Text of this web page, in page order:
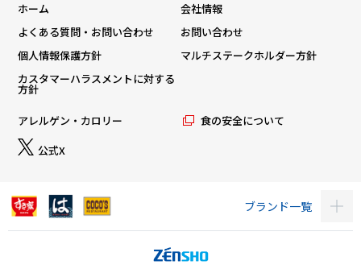
ホーム
会社情報
よくある質問・お問い合わせ
お問い合わせ
個人情報保護方針
マルチステークホルダー方針
カスタマーハラスメントに対する
方針
アレルゲン・カロリー
食の安全について
公式X
ブランド一覧